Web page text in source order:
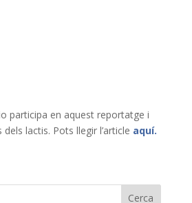
participa en aquest reportatge i
lactis. Pots llegir l’article aquí.